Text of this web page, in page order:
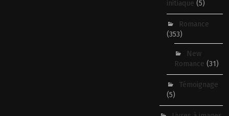
initiaque (5)
Romance
(353)
New
Romance (31)
Témoignage
(5)